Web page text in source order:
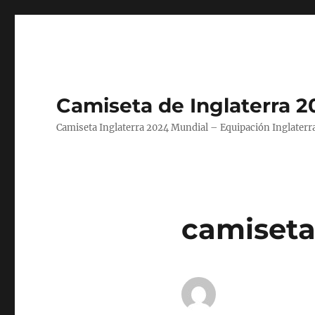
Camiseta de Inglaterra
Camiseta Inglaterra 2024 Mundial – Equipación